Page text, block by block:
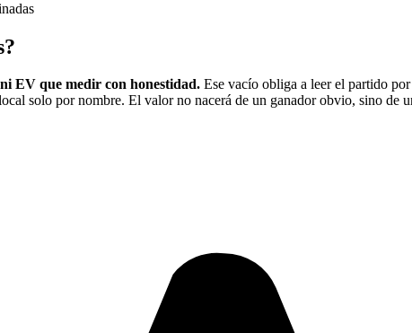
EV que medir con honestidad. Ese vacío obliga a leer el partido
solo por nombre. El valor no nacerá de un ganador obvio, sino